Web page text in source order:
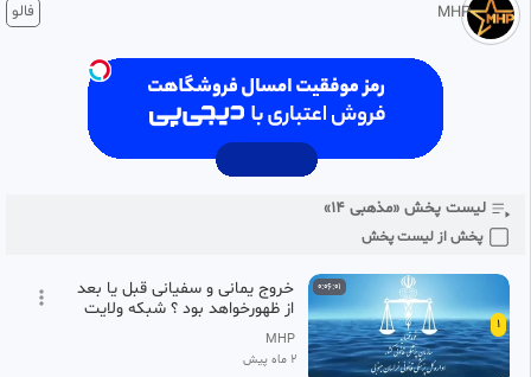
برای دیدن ویدیو های بیشتر و حمایت از کانال ما را در فیلو دنبال کنید
MHP فالو
لیست پخش «مذهبی ۱۴»
پخش از لیست پخش
1
0:06:01
خروج یمانی و سفیانی قبل یا بعد
از ظهورخواهد بود ؟ شبکه ولایت
MHP
2 ماه پیش